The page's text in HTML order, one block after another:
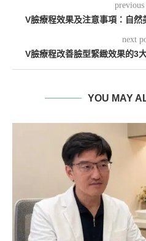
previous
V臉療程效果及注意事項：自
next
V臉療程改善臉型緊緻效果的3
YOU MAY